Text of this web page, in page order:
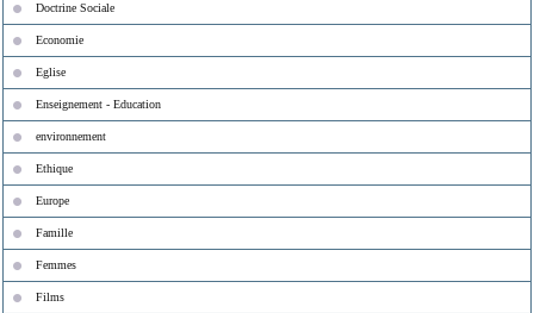
Doctrine Sociale
Economie
Eglise
Enseignement - Education
environnement
Ethique
Europe
Famille
Femmes
Films